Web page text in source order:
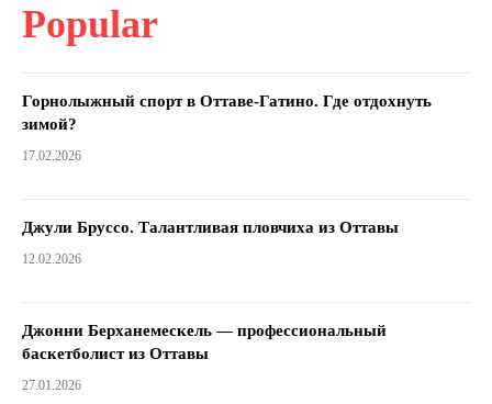
Popular
Горнолыжный спорт в Оттаве-Гатино. Где отдохнуть
зимой?
17.02.2026
Джули Бруссо. Талантливая пловчиха из Оттавы
12.02.2026
Джонни Берханемескель — профессиональный
баскетболист из Оттавы
27.01.2026